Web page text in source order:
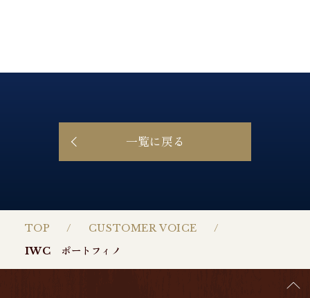
TOP
CUSTOMER VOICE
IWC ポートフィノ
一覧に戻る